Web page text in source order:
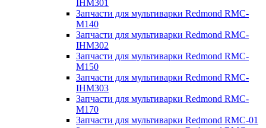
IHM301
Запчасти для мультиварки Redmond RMC-
M140
Запчасти для мультиварки Redmond RMC-
IHM302
Запчасти для мультиварки Redmond RMC-
M150
Запчасти для мультиварки Redmond RMC-
IHM303
Запчасти для мультиварки Redmond RMC-
M170
Запчасти для мультиварки Redmond RMC-01